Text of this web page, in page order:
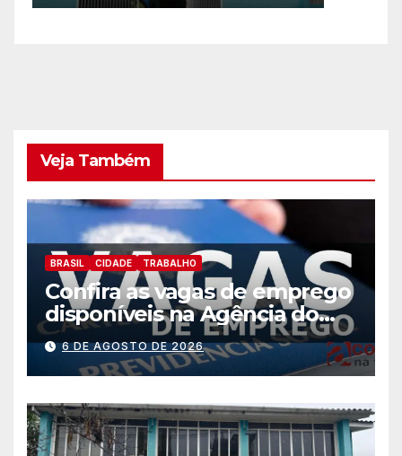
Veja Também
BRASIL CIDADE TRABALHO
Confira as vagas de emprego
disponíveis na Agência do
Trabalhador
6 DE AGOSTO DE 2026